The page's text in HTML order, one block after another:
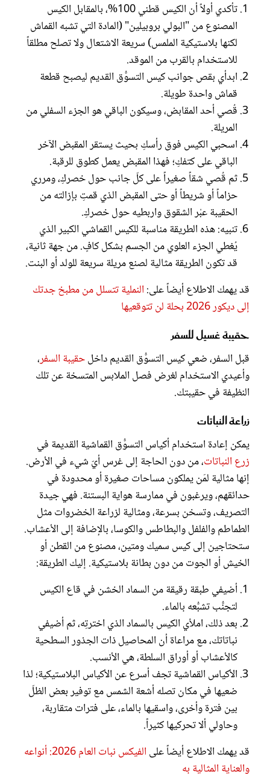
تأكدي أولاً أن الكيس قطني 100%، بالمقابل الكيس
المصنوع من "البولي بروبيلين" (المادة التي تشبه القماش
لكنها بلاستيكية الملمس) سريعة الاشتعال ولا تصلح مطلقاً
للاستخدام بالقرب من الموقد.
ابدأي بقص جوانب كيس التسوُّق القديم ليصبح قطعة
قماش واحدة طويلة.
قُصي أحد المقابض، وسيكون الباقي هو الجزء السفلي من
المريلة.
اسحبي الكيس فوق رأسكِ بحيث يستقر المقبض الآخر
الباقي على كتفكِ؛ فهذا المقبض يعمل كطوق للرقبة.
ثم قُصي شقاً صغيراً على كلّ جانب حول خصركِ، ومرري
حزاماً أو شريطاً أو حتى المقبض الذي قمتِ بإزالته من
الحقيبة عبْر الشقوق واربطيه حول خصركِ.
تنبيه: هذه الطريقة مناسبة للكيس القماشي الكبير الذي
يُغطي الجزء العلوي من الجسم بشكل كافٍ. من جهة ثانية،
قد تكون الطريقة مثالية لصنع مريلة سريعة للولد أو البنت.
قد يهمك الاطلاع أيضاً على: النملية تتسلل من مطبخ جدتك
إلى ديكور 2026 بحلة لن تتوقعيها
حقيبة غسيل للسفر
قبل السفر، ضعي كيس التسوُّق القديم داخلحقيبة السفر،
وأعيدي الاستخدام لغرض فصل الملابس المتسخة عن تلك
النظيفة في حقيبتك.
زراعة النباتات
يمكن إعادة استخدام أكياس التسوُّق القماشية القديمة في
زرع النباتات، من دون الحاجة إلى غرس أيّ شيء في الأرض.
إنها مثالية لمَن يملكون مساحات صغيرة أو محدودة في
حدائقهم، ويرغبون في ممارسة هواية البستنة. فهي جيدة
التصريف، وتسخن بسرعة، ومثالية لزراعة الخضروات مثل
الطماطم والفلفل والبطاطس والكوسا، بالإضافة إلى الأعشاب.
ستحتاجين إلى كيس سميك ومتين، مصنوع من القطن أو
الخيش أو الجوت من دون بطانة بلاستيكية. إليك الطريقة:
أضيفي طبقة رقيقة من السماد الخشن في قاع الكيس
لتجنُّب تشبُّعه بالماء.
بعد ذلك، املأي الكيس بالسماد الذي اخترتِه، ثم أضيفي
نباتاتك، مع مراعاة أن المحاصيل ذات الجذور السطحية
كالأعشاب أو أوراق السلطة، هي الأنسب.
الأكياس القماشية تجف أسرع عن الأكياس البلاستيكية؛ لذا
ضعيها في مكان تصله أشعة الشمس مع توفير بعض الظلّ
بين فترة وأخرى، واسقيها بالماء، على فترات متقاربة،
وحاولي ألا تحركيها كثيراً.
قد يهمك الاطلاع أيضاً على
الفيكس نبات العام 2026: أنواعه
والعناية المثالية به